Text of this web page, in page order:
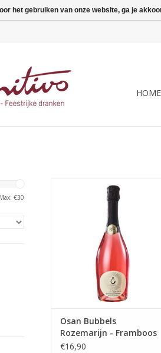
HOME
Max: €30
Osan Bubbels Rozemarijn -
Framboos BIO - 75 cl
TOEVOEGEN AAN
Osan Bubbels
Rozemarijn - Framboos
BIO - 75 cl
€16,90
het gebruiken van onze website, ga je